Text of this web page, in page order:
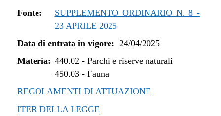
Fonte:
SUPPLEMENTO ORDINARIO N. 8 -
23 APRILE 2025
Data di entrata in vigore: 24/04/2025
Materia: 440.02 - Parchi e riserve naturali
450.03- Fauna
REGOLAMENTI DI ATTUAZIONE
ITER DELLA LEGGE